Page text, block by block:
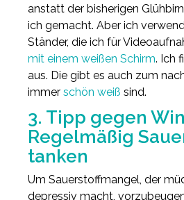
anstatt der bisherigen
ich gemacht. Aber ich
Ständer, die ich für
mit einem weißen Schirm. Ich
aus. Die gibt es auch zum
immer schön weiß sind.
3. Tipp gegen
Regelmäßig
tanken
Um Sauerstoffmangel, der
depressiv macht,